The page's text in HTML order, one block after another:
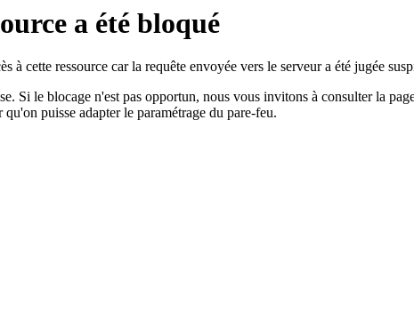
a été bloqué
cette ressource car la requête envoyée vers le serveur a été jugée
Si le blocage n'est pas opportun, nous vous invitons à consulter la
puisse adapter le paramétrage du pare-feu.